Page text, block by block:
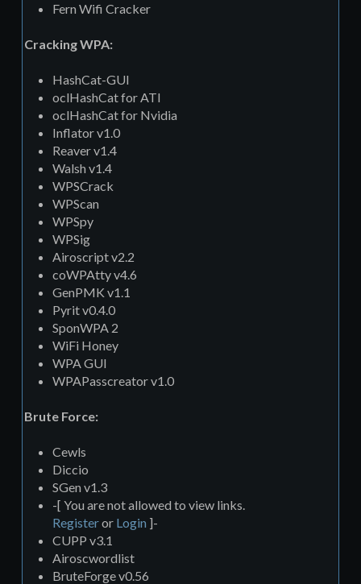
Fern Wifi Cracker
Cracking WPA:
HashCat-GUI
oclHashCat for ATI
oclHashCat for Nvidia
Inflator v1.0
Reaver v1.4
Walsh v1.4
WPSCrack
WPScan
WPSpy
WPSig
Airoscript v2.2
coWPAtty v4.6
GenPMK v1.1
Pyrit v0.4.0
SponWPA 2
WiFi Honey
WPA GUI
WPAPasscreator v1.0
Brute Force:
Cewls
Diccio
SGen v1.3
-[ You are not allowed to view links.
Registeror Login ]-
CUPP v3.1
Airoscwordlist
BruteForge v0.56